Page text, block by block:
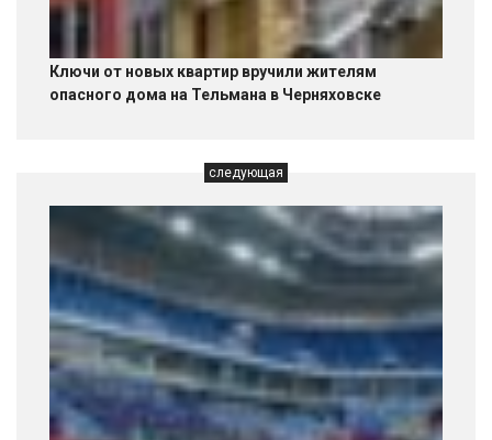
Ключи от новых квартир вручили жителям
опасного дома на Тельмана в Черняховске
следующая